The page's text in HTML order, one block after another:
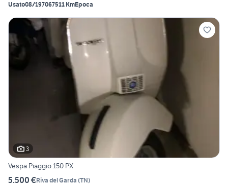
Usato08/197067511 KmEpoca
3
Vespa Piaggio 150 PX
5.500 €Riva del Garda (TN)